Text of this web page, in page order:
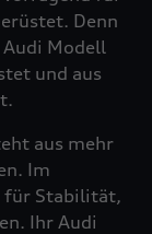
Denn
Modell
und aus
aus mehr
Im
für Stabilität,
Ihr Audi